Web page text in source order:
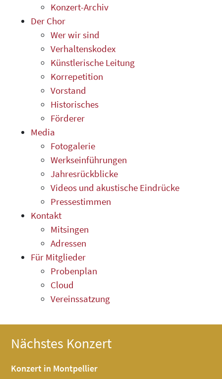
Konzert-Archiv
Der Chor
Wer wir sind
Verhaltenskodex
Künstlerische Leitung
Korrepetition
Vorstand
Historisches
Förderer
Media
Fotogalerie
Werkseinführungen
Jahresrückblicke
Videos und akustische Eindrücke
Pressestimmen
Kontakt
Mitsingen
Adressen
Für Mitglieder
Probenplan
Cloud
Vereinssatzung
Nächstes Konzert
Konzert in Montpellier